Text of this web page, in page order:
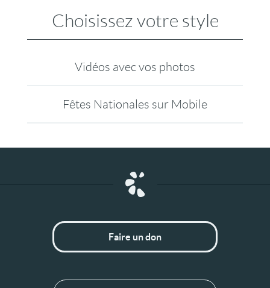
Choisissez votre style
Vidéos avec vos photos
Fêtes Nationales sur Mobile
Faire un don